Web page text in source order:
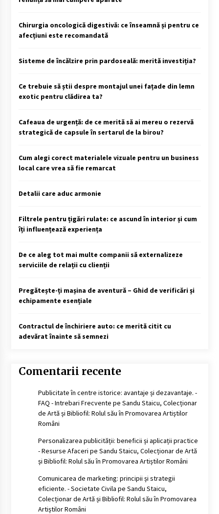
Chirurgia oncologică digestivă: ce înseamnă și pentru ce
afecțiuni este recomandată
Sisteme de încălzire prin pardoseală: merită investiția?
Ce trebuie să știi despre montajul unei fațade din lemn
exotic pentru clădirea ta?
Cafeaua de urgență: de ce merită să ai mereu o rezervă
strategică de capsule în sertarul de la birou?
Cum alegi corect materialele vizuale pentru un business
local care vrea să fie remarcat
Detalii care aduc armonie
Filtrele pentru țigări rulate: ce ascund în interior și cum
îți influențează experiența
De ce aleg tot mai multe companii să externalizeze
serviciile de relații cu clienții
Pregătește-ți mașina de aventură – Ghid de verificări și
echipamente esențiale
Contractul de închiriere auto: ce merită citit cu
adevărat înainte să semnezi
Comentarii recente
Publicitate în centre istorice: avantaje și dezavantaje. -
FAQ - Intrebari Frecvente pe Sandu Staicu, Colecționar
de Artă și Bibliofil: Rolul său în Promovarea Artiștilor
Români
Personalizarea publicității: beneficii și aplicații practice
- Resurse Afaceri pe Sandu Staicu, Colecționar de Artă
și Bibliofil: Rolul său în Promovarea Artiștilor Români
Comunicarea de marketing: principii și strategii
eficiente. - Societate Civila pe Sandu Staicu,
Colecționar de Artă și Bibliofil: Rolul său în Promovarea
Artiștilor Români